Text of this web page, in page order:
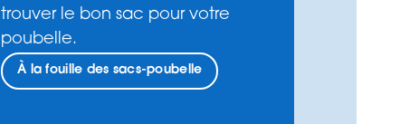
trouver le bon sac pour votre
poubelle.
À la fouille des sacs-poubelle